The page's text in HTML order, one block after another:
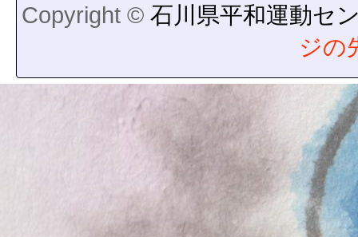
Copyright © 石川県平和運動セ
ジの